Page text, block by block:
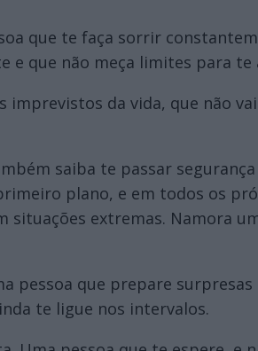
que te faça sorrir
e que não meça limites para te
da vida, que não
saiba te passar
plano, e em todos os
extremas. Namora
pessoa que prepare
te ligue nos intervalos.